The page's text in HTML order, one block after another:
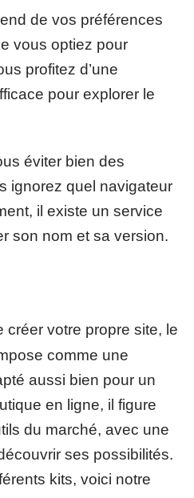
de vos préférences
vous optiez pour
profitez d’une
pour explorer le
éviter bien des
ignorez quel navigateur
il existe un service
son nom et sa version.
créer votre propre site, le
comme une
aussi bien pour un
en ligne, il figure
du marché, avec une
ses possibilités.
kits, voici notre